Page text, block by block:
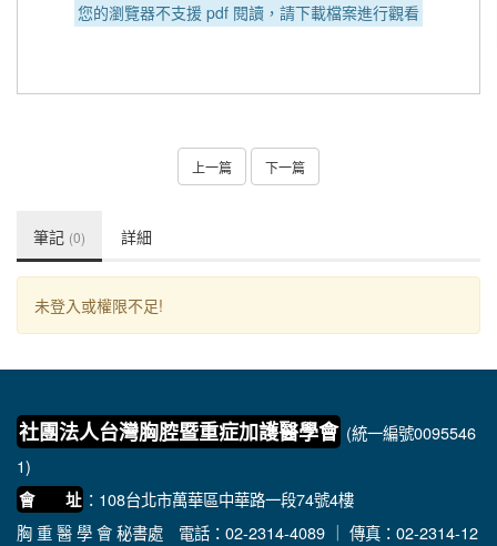
您的瀏覽器不支援 pdf 閱讀，請下載檔案進行觀看
上一篇 下一篇
筆記 (0) 詳細
未登入或權限不足!
社團法人台灣胸腔暨重症加護醫學會 (統一編號0095546
1)
會 址 ：108台北市萬華區中華路一段74號4樓
胸 重 醫 學 會 秘書處 電話：02-2314-4089 ｜ 傳真：02-2314-12